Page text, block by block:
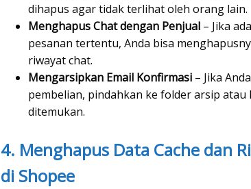
dihapus agar tidak terlihat oleh orang lain.
Menghapus Chat dengan Penjual – Jika
pesanan tertentu, Anda bisa
riwayat chat.
Mengarsipkan Email Konfirmasi – Jika
pembelian, pindahkan ke folder arsip atau
ditemukan.
4. Menghapus Data Cache dan
di Shopee